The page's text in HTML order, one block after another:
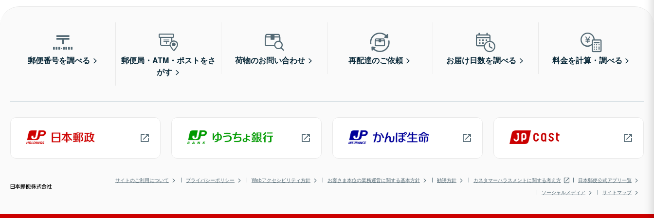
郵便番号を調べる
郵便局・ATM・ポストをさ
がす
荷物のお問い合わせ 再配達のご依頼 お届け日数を調べる 料金を計算・調べる
サイトのご利用について プライバシーポリシー Webアクセシビリティ方針 お客さま本位の業務運営に関する基本方針 勧誘方針 カスタマーハラスメントに関する考え方
日本郵便公式アプリ一覧
ソーシャルメディア
サイトマップ